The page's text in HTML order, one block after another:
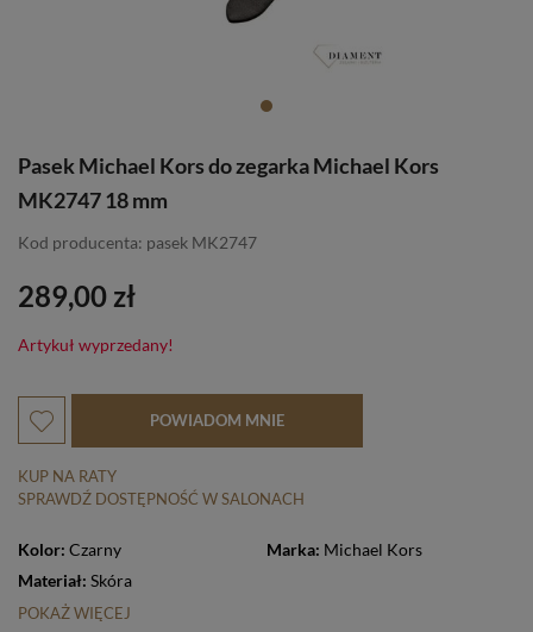
Pasek Michael Kors do zegarka Michael Kors
MK2747 18 mm
Kod producenta: pasek MK2747
289,00 zł
Artykuł wyprzedany!
POWIADOM MNIE
KUP NA RATY
SPRAWDŹ DOSTĘPNOŚĆ W SALONACH
Kolor: Czarny Marka: Michael Kors
Materiał: Skóra
POKAŻ WIĘCEJ